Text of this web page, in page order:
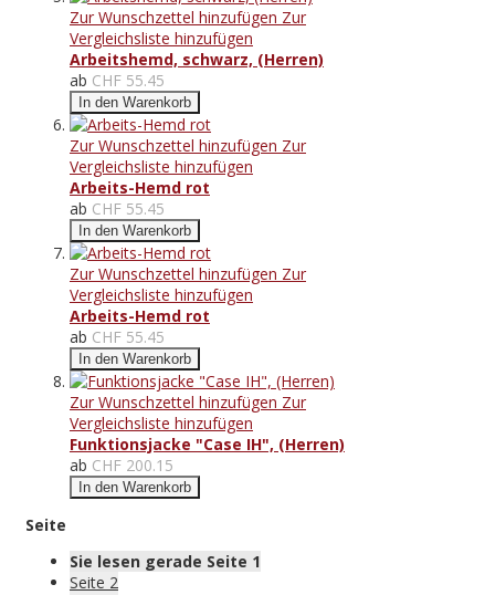
Zur Wunschzettel hinzufügen Zur
Vergleichsliste hinzufügen
Arbeitshemd, schwarz, (Herren)
ab CHF 55.45
In den Warenkorb
Zur Wunschzettel hinzufügen Zur
Vergleichsliste hinzufügen
Arbeits-Hemd rot
ab CHF 55.45
In den Warenkorb
Zur Wunschzettel hinzufügen Zur
Vergleichsliste hinzufügen
Arbeits-Hemd rot
ab CHF 55.45
In den Warenkorb
Zur Wunschzettel hinzufügen Zur
Vergleichsliste hinzufügen
Funktionsjacke "Case IH", (Herren)
ab CHF 200.15
In den Warenkorb
Seite
Sie lesen gerade Seite 1
Seite 2